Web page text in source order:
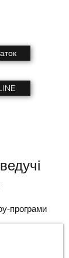
програми